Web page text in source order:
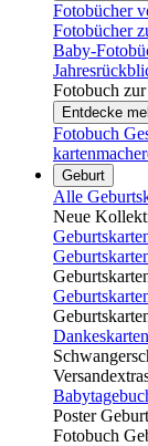
Fotobücher
Fotobücher
Baby-
Fotobuch
Entdecke
Fotobuch
Geburt
Alle
Neue
Poster Geburt
Fotobuch